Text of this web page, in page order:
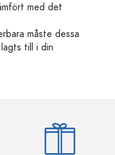
med det
måste dessa
till i din